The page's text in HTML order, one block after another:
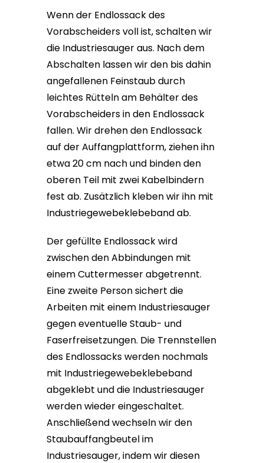
Wenn der Endlossack des
Vorabscheiders voll ist, schalten wir
die Industriesauger aus. Nach dem
Abschalten lassen wir den bis dahin
angefallenen Feinstaub durch
leichtes Rütteln am Behälter des
Vorabscheiders in den Endlossack
fallen. Wir drehen den Endlossack
auf der Auffangplattform, ziehen ihn
etwa 20 cm nach und binden den
oberen Teil mit zwei Kabelbindern
fest ab. Zusätzlich kleben wir ihn mit
Industriegewebeklebeband ab.
Der gefüllte Endlossack wird
zwischen den Abbindungen mit
einem Cuttermesser abgetrennt.
Eine zweite Person sichert die
Arbeiten mit einem Industriesauger
gegen eventuelle Staub- und
Faserfreisetzungen. Die Trennstellen
des Endlossacks werden nochmals
mit Industriegewebeklebeband
abgeklebt und die Industriesauger
werden wieder eingeschaltet.
Anschließend wechseln wir den
Staubauffangbeutel im
Industriesauger, indem wir diesen